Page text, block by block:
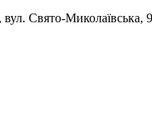
Свято-Миколаївська,